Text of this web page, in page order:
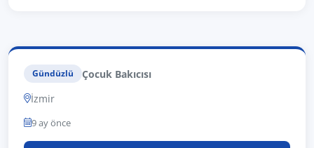
Gündüzlü
Çocuk Bakıcısı
İzmir
9 ay önce